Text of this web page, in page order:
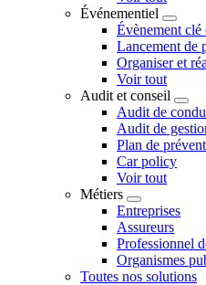
Événementiel
Évènement clé
Lancement de
Organiser et
Voir tout
Audit et conseil
Audit de
Audit de
Plan de
Car policy
Voir tout
Métiers
Entreprises
Assureurs
Professionnel
Organismes
Toutes nos solutions